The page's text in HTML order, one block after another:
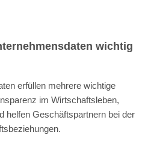
wichtig
erfüllen mehrere wichtige
im Wirtschaftsleben,
helfen Geschäftspartnern bei der